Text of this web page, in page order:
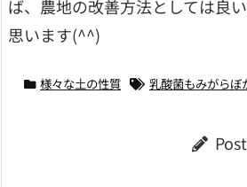
ば、農地の改善方法としては良
思います(^^)
様々な土の性質 乳酸菌もみがらぼ